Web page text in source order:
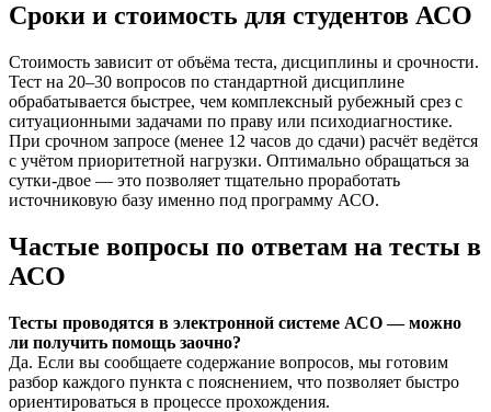
Сроки и стоимость для студентов АСО
Стоимость зависит от объёма теста, дисциплины и срочности.
Тест на 20–30 вопросов по стандартной дисциплине
обрабатывается быстрее, чем комплексный рубежный срез с
ситуационными задачами по праву или психодиагностике.
При срочном запросе (менее 12 часов до сдачи) расчёт ведётся
с учётом приоритетной нагрузки. Оптимально обращаться за
сутки-двое — это позволяет тщательно проработать
источниковую базу именно под программу АСО.
Частые вопросы по ответам на тесты в
АСО
Тесты проводятся в электронной системе АСО — можно
ли получить помощь заочно?
Да. Если вы сообщаете содержание вопросов, мы готовим
разбор каждого пункта с пояснением, что позволяет быстро
ориентироваться в процессе прохождения.